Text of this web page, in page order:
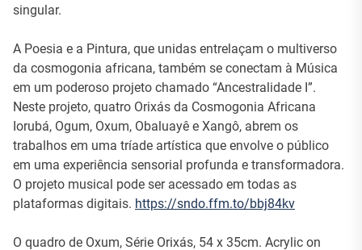
singular.
A Poesia e a Pintura, que unidas entrelaçam o multiverso
da cosmogonia africana, também se conectam à Música
em um poderoso projeto chamado “Ancestralidade I”.
Neste projeto, quatro Orixás da Cosmogonia Africana
Iorubá, Ogum, Oxum, Obaluayê e Xangô, abrem os
trabalhos em uma tríade artística que envolve o público
em uma experiência sensorial profunda e transformadora.
O projeto musical pode ser acessado em todas as
plataformas digitais. https://sndo.ffm.to/bbj84kv
O quadro de Oxum, Série Orixás, 54 x 35cm. Acrylic on